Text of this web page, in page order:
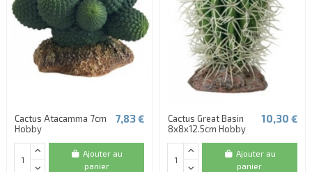
Cactus Atacamma 7cm
Hobby
7,83 €
Ajouter au
panier
Cactus Great Basin
8x8x12.5cm Hobby
10,30 €
Ajouter au
panier